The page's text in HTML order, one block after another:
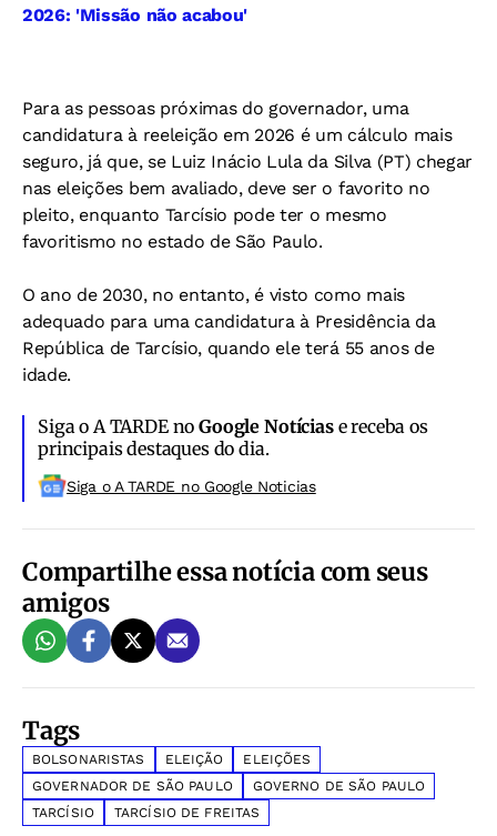
2026: 'Missão não acabou'
Para as pessoas próximas do governador, uma
candidatura à reeleição em 2026 é um cálculo mais
seguro, já que, se Luiz Inácio Lula da Silva (PT) chegar
nas eleições bem avaliado, deve ser o favorito no
pleito, enquanto Tarcísio pode ter o mesmo
favoritismo no estado de São Paulo.
O ano de 2030, no entanto, é visto como mais
adequado para uma candidatura à Presidência da
República de Tarcísio, quando ele terá 55 anos de
idade.
Siga o A TARDE noGoogle Notíciase receba os
principais destaques do dia.
Siga o A TARDE no Google Noticias
Compartilhe essa notícia com seus
amigos
Tags
BOLSONARISTAS ELEIÇÃO
ELEIÇÕES
GOVERNADOR DE SÃO PAULO
GOVERNO DE SÃO PAULO
TARCÍSIO
TARCÍSIO DE FREITAS